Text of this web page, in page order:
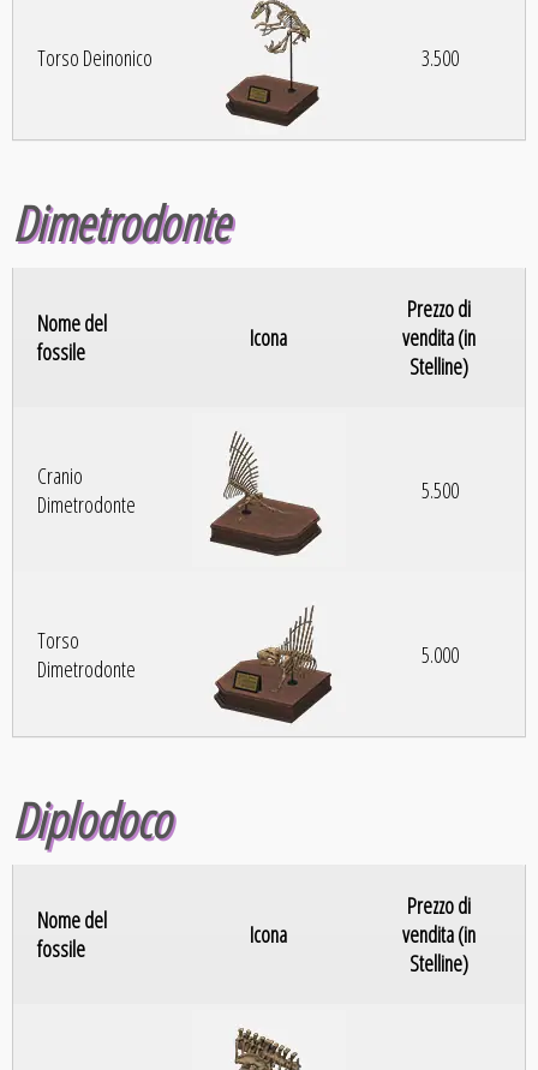
Torso Deinonico 3.500
Dimetrodonte
Nome del
fossile
Icona
Prezzo di
vendita (in
Stelline)
Cranio
Dimetrodonte
5.500
Torso
Dimetrodonte
5.000
Diplodoco
Nome del
fossile
Icona
Prezzo di
vendita (in
Stelline)